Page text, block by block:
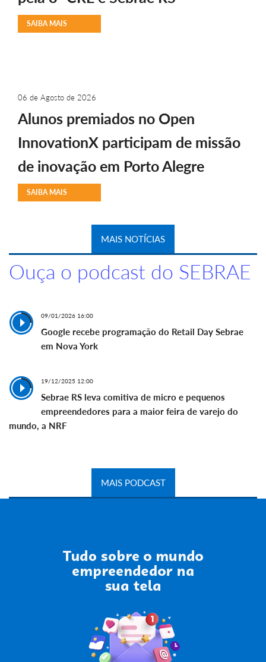
SAIBA MAIS
06 de Agosto de 2026
Alunos premiados no Open
InnovationX participam de missão
de inovação em Porto Alegre
SAIBA MAIS
MAIS NOTÍCIAS
Ouça o podcast do SEBRAE
09/01/2026 16:00
Google recebe programação do Retail Day Sebrae
em Nova York
19/12/2025 12:00
Sebrae RS leva comitiva de micro e pequenos
empreendedores para a maior feira de varejo do
mundo, a NRF
MAIS PODCAST